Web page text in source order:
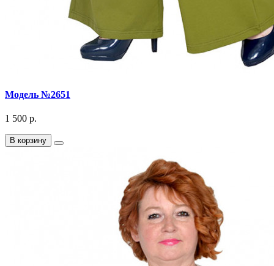
Модель №2651
1 500 р.
В корзину